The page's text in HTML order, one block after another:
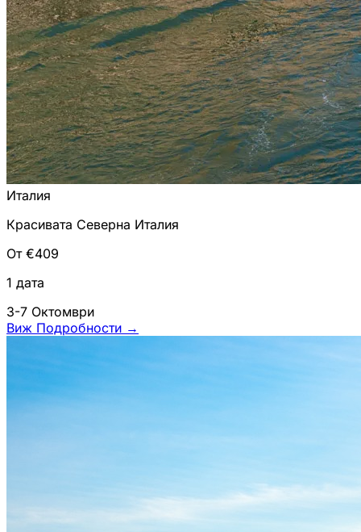
Италия
Красивата Северна Италия
От €409
1 дата
3-7 Октомври
Виж Подробности →